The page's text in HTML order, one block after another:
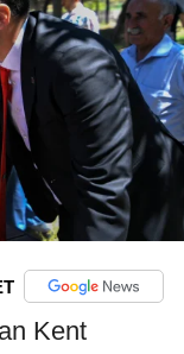
Kent